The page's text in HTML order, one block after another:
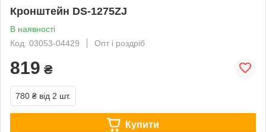
Кронштейн DS-1275ZJ
В наявності
Код: 03053-04429
Опт і роздріб
819 ₴
780 ₴ від 2 шт.
Купити